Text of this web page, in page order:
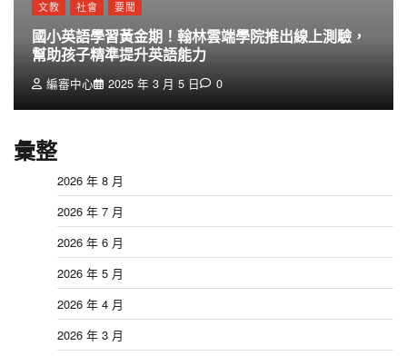
文教 社會 要聞
國小英語學習黃金期！翰林雲端學院推出線上測驗，
幫助孩子精準提升英語能力
編審中心 2025 年 3 月 5 日 0
彙整
2026 年 8 月
2026 年 7 月
2026 年 6 月
2026 年 5 月
2026 年 4 月
2026 年 3 月